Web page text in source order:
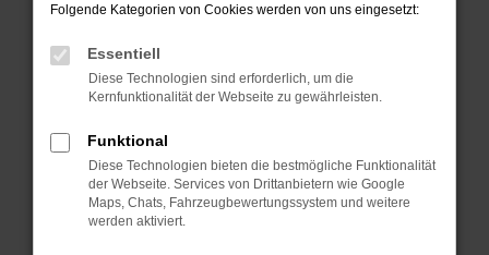
Prüfe deine Browsererweiterungen.
Manche Erweiterungen, wie Werbeblocker,
können das Laden bestimmter Seiten
verhindern. Funktioniert die Seite in einem
Fenster?
Starte dein Gerät neu.
Das kann manchmal helfen, vorübergehende
Probleme zu beheben.
Folgende Kategorien von Cookies werden von uns eingesetzt:
Essentiell
Diese Technologien sind erforderlich, um die
Kernfunktionalität der Webseite zu gewährleisten.
Funktional
Diese Technologien bieten die bestmögliche Funktionalität
der Webseite. Services von Drittanbietern wie Google
Maps, Chats, Fahrzeugbewertungssystem und weitere
werden aktiviert.